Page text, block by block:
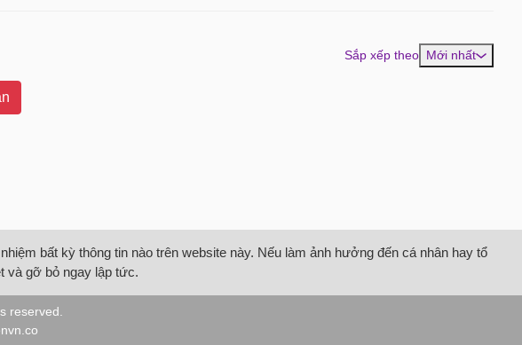
Sắp xếp theo Mới nhất
bất kỳ thông tin nào trên website này. Nếu làm ảnh hưởng đến cá nhân hay tổ
và gỡ bỏ ngay lập tức.
reserved.